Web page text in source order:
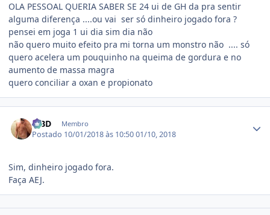
OLA PESSOAL QUERIA SABER SE 24 ui de GH da pra sentir
alguma diferença ....ou vai ser só dinheiro jogado fora ?
pensei em joga 1 ui dia sim dia não
não quero muito efeito pra mi torna um monstro não .... só
quero acelera um pouquinho na queima de gordura e no
aumento de massa magra
quero conciliar a oxan e propionato
MBD Membro
Postado 10/01/2018 às 10:5001/10, 2018
Sim, dinheiro jogado fora.
Faça AEJ.